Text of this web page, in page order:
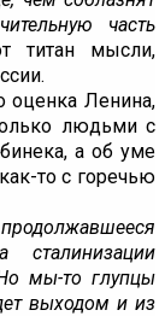
часть
титан мысли,
оценка Ленина,
людьми с
а об уме
то с горечью
мы-то глупцы
выходом и из